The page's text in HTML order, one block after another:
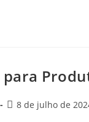
para
8 de julho de